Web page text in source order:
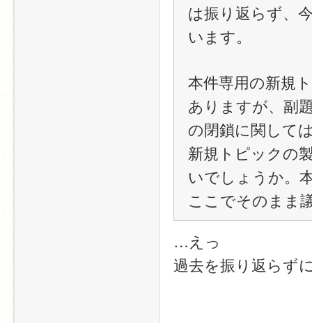
は振り返らず、
います。
本件専用の新規
ありますが、副
の閉鎖に関して
新規トピックの
いでしょうか。
ここでそのまま
…えっ
過去を振り返らず